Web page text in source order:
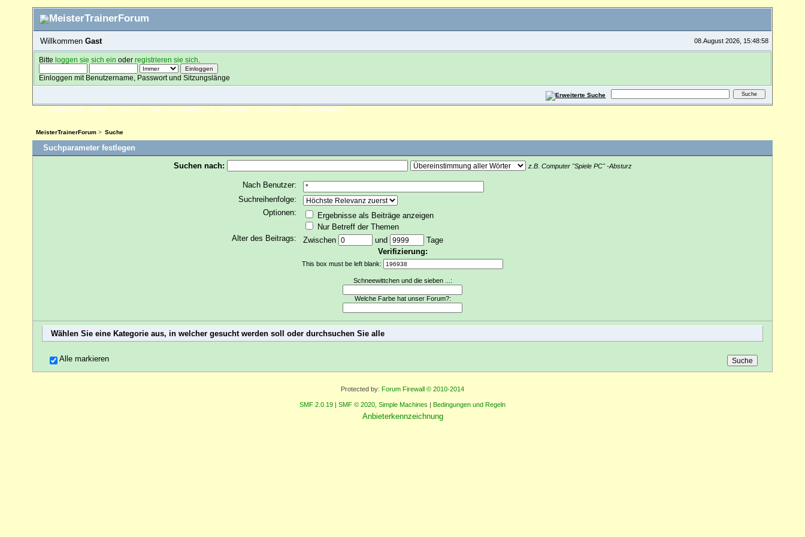
08.August 2026, 15:48:58
WillkommenGast
Bitte loggen sie sich ein oder registrieren sie sich
Einloggen mit Benutzername, Passwort und Sitzungslänge
ÜBERSICHT HILFE SUCHE FAQ FORENREGELN SPENDEN EINLOGGEN REGISTRIEREN
MeisterTrainerForum > Suche
Suchparameter festlegen
Suchen nach: z.B. Computer "Spiele PC" -Absturz
Nach Benutzer:
Suchreihenfolge:
Optionen:
Ergebnisse als Beiträge anzeigen
Nur Betreff der Themen
Alter des Beitrags:
Zwischen und
Tage
Verifizierung:
This box must be left blank:
Schneewittchen und die sieben ...:
Welche Farbe hat unser Forum?:
Wählen Sie eine Kategorie aus, in welcher gesucht werden soll oder durchsuchen Sie alle
Alle markieren
Protected by: Forum Firewall © 2010-2014
SMF 2.0.19 SMF © 2020, Simple Machines Bedingungen und Regeln
Anbieterkennzeichnung